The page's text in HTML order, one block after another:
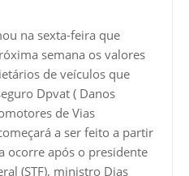
na sexta-feira que
semana os valores
de veículos que
Dpvat ( Danos
de Vias
a ser feito a partir
ocorre após o presidente
(STF), ministro Dias